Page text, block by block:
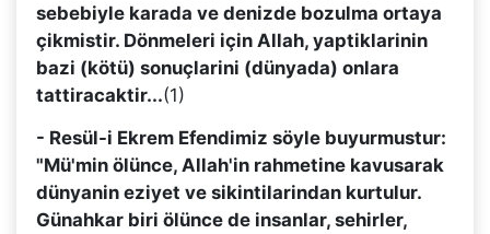
sebebiyle karada ve denizde bozulma ortaya
çikmistir. Dönmeleri için Allah, yaptiklarinin
bazi (kötü) sonuçlarini (dünyada) onlara
tattiracaktir...(1)
- Resül-i Ekrem Efendimiz söyle buyurmustur:
"Mü'min ölünce, Allah'in rahmetine kavusarak
dünyanin eziyet ve sikintilarindan kurtulur.
Günahkar biri ölünce de insanlar, sehirler,